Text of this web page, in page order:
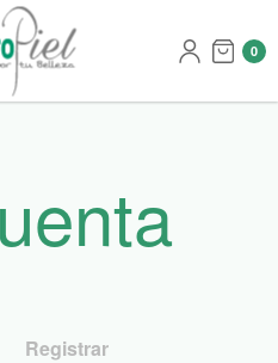
0
Registrar